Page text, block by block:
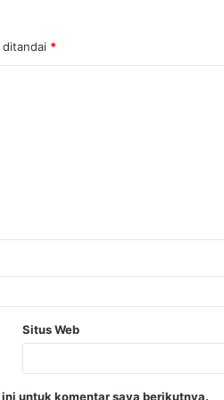
ditandai *
Situs Web
untuk komentar saya berikutnya.